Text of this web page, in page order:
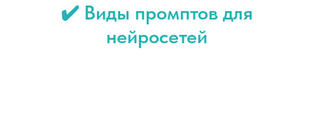
✔️ Виды промптов для
нейросетей